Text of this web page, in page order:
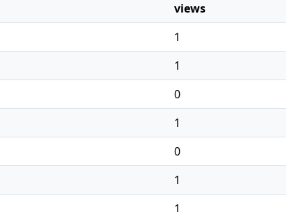
views
1
1
0
1
0
1
1